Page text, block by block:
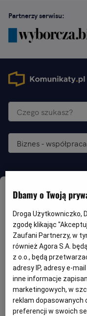
Partnerzy serwisu:
Biznes - współpraca
Biznes -
Poznań
Liczba ogłoszeń: 1)
Wydanie nr: 217/2026
Wszystkie kategorie
Ogłoszenia o
Dbamy o Twoją
Droga Użytkowniczko,
zgodę klikając
Zaufani Partnerzy, w
również Agora S.A.
z o.o., będą
adresy IP, adresy e-
inne informacje
marketingowych, w
reklam dopasowanych
preferencji w swoich